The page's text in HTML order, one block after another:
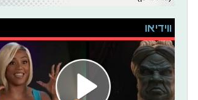
ווידיאו